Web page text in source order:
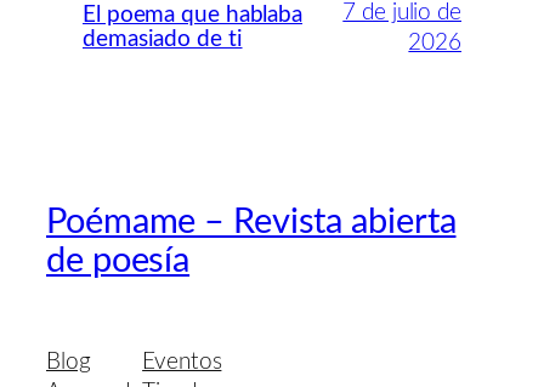
El poema que hablaba
demasiado de ti
7 de julio de
2026
Poémame – Revista abierta
de poesía
Blog
Eventos